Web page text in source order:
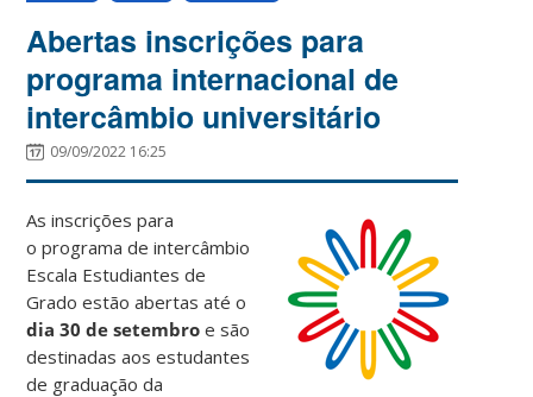
Abertas inscrições para
programa internacional de
intercâmbio universitário
09/09/2022 16:25
As inscrições para
o programa de intercâmbio
Escala Estudiantes de
Grado estão abertas até o
dia 30 de setembro e são
destinadas aos estudantes
de graduação da